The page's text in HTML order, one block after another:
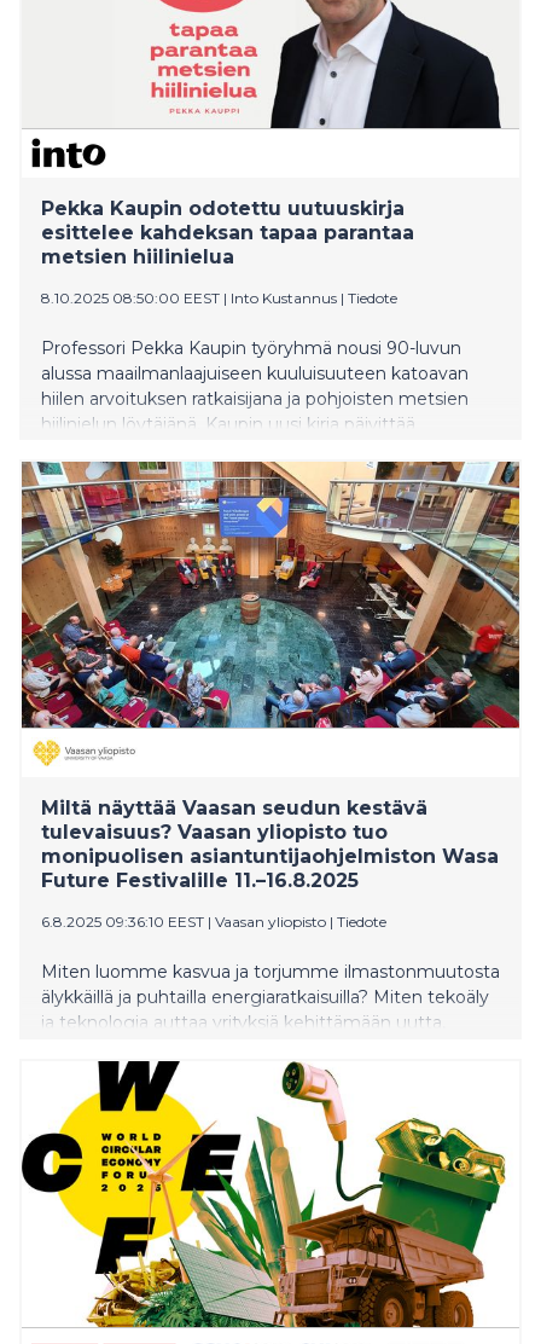
Pekka Kaupin odotettu uutuuskirja
esittelee kahdeksan tapaa parantaa
metsien hiilinielua
8.10.2025 08:50:00 EEST | Into Kustannus | Tiedote
Professori Pekka Kaupin työryhmä nousi 90-luvun
alussa maailmanlaajuiseen kuuluisuuteen katoavan
hiilen arvoituksen ratkaisijana ja pohjoisten metsien
hiilinielun löytäjänä. Kaupin uusi kirja päivittää
pohjalta.
Miltä näyttää Vaasan seudun kestävä
tulevaisuus? Vaasan yliopisto tuo
monipuolisen asiantuntijaohjelmiston Wasa
Future Festivalille 11.–16.8.2025
6.8.2025 09:36:10 EEST | Vaasan yliopisto | Tiedote
Miten luomme kasvua ja torjumme ilmastonmuutosta
älykkäillä ja puhtailla energiaratkaisuilla? Miten tekoäly
ja teknologia auttaa yrityksiä kehittämään uutta,
yritysyhteistyön keinoin voidaan saada aikaan
merkittäviä uusia avauksia yhteiskuntaan sekä
varaudutaan nopeasti muuttuvan maailman
epävarmuuksiin? Muun muassa näitä teemoja
päästään pohtimaan asiantuntijoiden johdattamina
Vaasan yliopiston ohjelmassa Wasa Future Festivalilla
11.–16.8.2025.